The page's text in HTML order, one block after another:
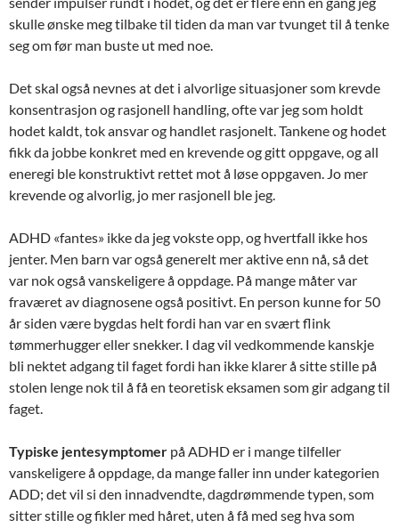
skulle ønske meg tilbake til tiden da man var tvunget til å tenke
seg om før man buste ut med noe.
Det skal også nevnes at det i alvorlige situasjoner som krevde
konsentrasjon og rasjonell handling, ofte var jeg som holdt
hodet kaldt, tok ansvar og handlet rasjonelt. Tankene og hodet
fikk da jobbe konkret med en krevende og gitt oppgave, og all
eneregi ble konstruktivt rettet mot å løse oppgaven. Jo mer
krevende og alvorlig, jo mer rasjonell ble jeg.
ADHD «fantes» ikke da jeg vokste opp, og hvertfall ikke hos
jenter. Men barn var også generelt mer aktive enn nå, så det
var nok også vanskeligere å oppdage. På mange måter var
fraværet av diagnosene også positivt. En person kunne for 50
år siden være bygdas helt fordi han var en svært flink
tømmerhugger eller snekker. I dag vil vedkommende kanskje
bli nektet adgang til faget fordi han ikke klarer å sitte stille på
stolen lenge nok til å få en teoretisk eksamen som gir adgang til
faget.
Typiske jentesymptomer på ADHD er i mange tilfeller
vanskeligere å oppdage, da mange faller inn under kategorien
ADD; det vil si den innadvendte, dagdrømmende typen, som
sitter stille og fikler med håret, uten å få med seg hva som